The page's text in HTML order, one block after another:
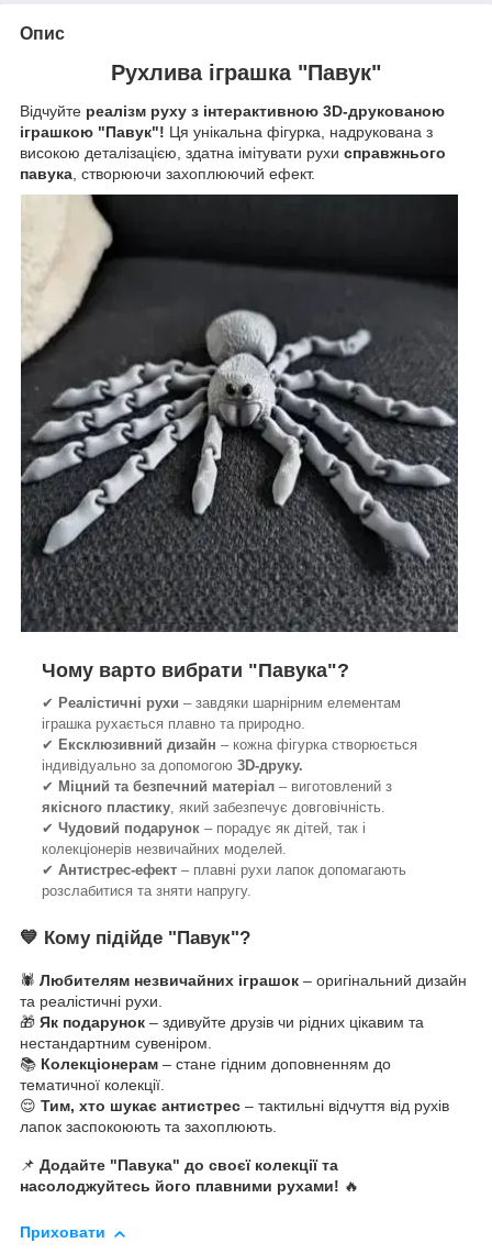
Опис
Рухлива іграшка "Павук"
Відчуйте реалізм руху з інтерактивною 3D-друкованою
іграшкою "Павук"! Ця унікальна фігурка, надрукована з
високою деталізацією, здатна імітувати рухи справжнього
павука, створюючи захоплюючий ефект.
Чому варто вибрати "Павука"?
✔ Реалістичні рухи – завдяки шарнірним елементам
іграшка рухається плавно та природно.
✔ Ексклюзивний дизайн – кожна фігурка створюється
індивідуально за допомогою 3D-друку.
✔ Міцний та безпечний матеріал – виготовлений з
якісного пластику, який забезпечує довговічність.
✔ Чудовий подарунок – порадує як дітей, так і
колекціонерів незвичайних моделей.
✔ Антистрес-ефект – плавні рухи лапок допомагають
розслабитися та зняти напругу.
💙 Кому підійде "Павук"?
🕷️ Любителям незвичайних іграшок – оригінальний дизайн
та реалістичні рухи.
🎁 Як подарунок – здивуйте друзів чи рідних цікавим та
нестандартним сувеніром.
📚 Колекціонерам – стане гідним доповненням до
тематичної колекції.
😌 Тим, хто шукає антистрес – тактильні відчуття від рухів
лапок заспокоюють та захоплюють.
📌 Додайте "Павука" до своєї колекції та
насолоджуйтесь його плавними рухами! 🔥
Приховати